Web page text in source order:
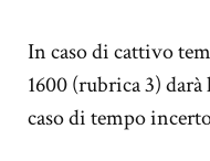
In caso di cattivo
1600 (rubrica 3)
caso di tempo